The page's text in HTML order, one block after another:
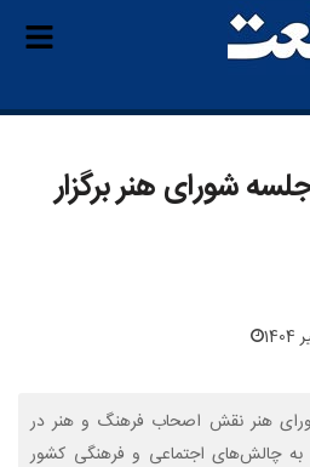
شورای هنر برگزار
هنر نقش اصحاب فرهنگ و هنر در
چالش‌های اجتماعی و فرهنگی کشور